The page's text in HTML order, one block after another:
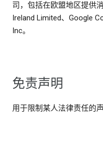
司，包括在欧盟地区提供
Ireland Limited、Google
Inc。
免责声明
用于限制某人法律责任的声